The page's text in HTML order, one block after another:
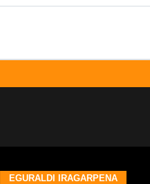
EGURALDI IRAGARPENA